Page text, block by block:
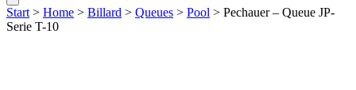
Start > Home > Billard > Queues > Pool > Pechauer – Queue JP-
Serie T-10